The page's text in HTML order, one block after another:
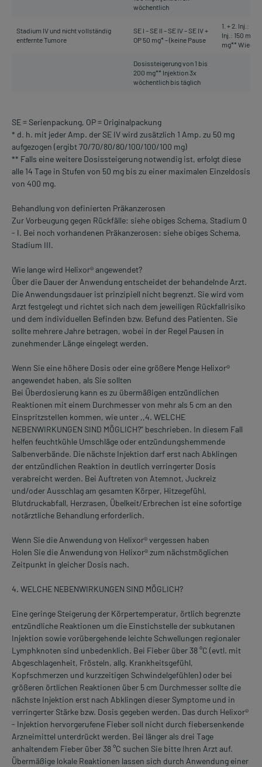
wöchentlich
Stadium IV und nicht vollständig
entfernte Tumore
SE I – SE II – SE IV – SE IV +
OP 50 mg* – (keine Pause
1. + 2. Inj.:
Inj.: 150 mg
mg**
Dosissteigerung von 1 bis
200 mg** Injektion 3x
wöchentlich bis täglich
SE = Serienpackung, OP = Originalpackung
* d. h. mit jeder Amp. der SE IV wird zusätzlich 1 Amp. zu 50 mg
aufgezogen (ergibt 70/70/80/80/100/100/100 mg)
** Falls eine weitere Dosissteigerung notwendig ist, erfolgt diese
alle 14 Tage in Stufen von 50 mg bis zu einer maximalen Einzeldosis
von 400 mg.
Behandlung von definierten Präkanzerosen
Zur Vorbeugung gegen Rückfälle: siehe obiges Schema, Stadium 0
- I. Bei noch vorhandenen Präkanzerosen: siehe obiges Schema,
Stadium III.
Wie lange wird Helixor® angewendet?
Über die Dauer der Anwendung entscheidet der behandelnde Arzt.
Die Anwendungsdauer ist prinzipiell nicht begrenzt. Sie wird vom
Arzt festgelegt und richtet sich nach dem jeweiligen Rückfallrisiko
und dem individuellen Befinden bzw. Befund des Patienten. Sie
sollte mehrere Jahre betragen, wobei in der Regel Pausen in
zunehmender Länge eingelegt werden.
Wenn Sie eine höhere Dosis oder eine größere Menge Helixor®
angewendet haben, als Sie sollten
Bei Überdosierung kann es zu übermäßigen entzündlichen
Reaktionen mit einem Durchmesser von mehr als 5 cm an den
EinspritzsteIlen kommen, wie unter ,,4. WELCHE
NEBENWIRKUNGEN SIND MÖGLICH?" beschrieben. In diesem Fall
helfen feuchtkühle Umschläge oder entzündungshemmende
Salbenverbände. Die nächste Injektion darf erst nach Abklingen
der entzündlichen Reaktion in deutlich verringerter Dosis
verabreicht werden. Bei Auftreten von Atemnot, Juckreiz
und/oder Ausschlag am gesamten Körper, Hitzegefühl,
Blutdruckabfall, Herzrasen, Übelkeit/Erbrechen ist eine sofortige
notärztliche Behandlung erforderlich.
Wenn Sie die Anwendung von Helixor® vergessen haben
Holen Sie die Anwendung von Helixor® zum nächstmöglichen
Zeitpunkt in gleicher Dosis nach.
4. WELCHE NEBENWIRKUNGEN SIND MÖGLICH?
Eine geringe Steigerung der Körpertemperatur, örtlich begrenzte
entzündliche Reaktionen um die Einstichstelle der subkutanen
Injektion sowie vorübergehende leichte Schwellungen regionaler
Lymphknoten sind unbedenklich. Bei Fieber über 38 °C (evtl. mit
Abgeschlagenheit, Frösteln, allg. Krankheitsgefühl,
Kopfschmerzen und kurzzeitigen Schwindelgefühlen) oder bei
größeren örtlichen Reaktionen über 5 cm Durchmesser sollte die
nächste Injektion erst nach Abklingen dieser Symptome und in
verringerter Stärke bzw. Dosis gegeben werden. Das durch Helixor®
- Injektion hervorgerufene Fieber soll nicht durch fiebersenkende
Arzneimittel unterdrückt werden. Bei länger als drei Tage
anhaltendem Fieber über 38 °C suchen Sie bitte Ihren Arzt auf.
Übermäßige lokale Reaktionen lassen sich durch Anwendung einer